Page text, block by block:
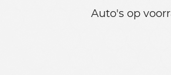
Auto's op